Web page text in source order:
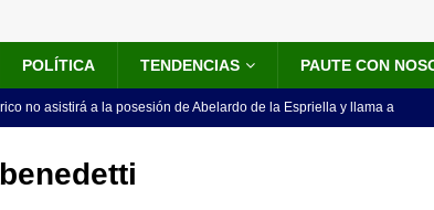
POLÍTICA TENDENCIAS PAUTE CON
no asistirá a la posesión de Abelardo de la Espriella y llama a
de la banda presidencial que portará Abelardo De La